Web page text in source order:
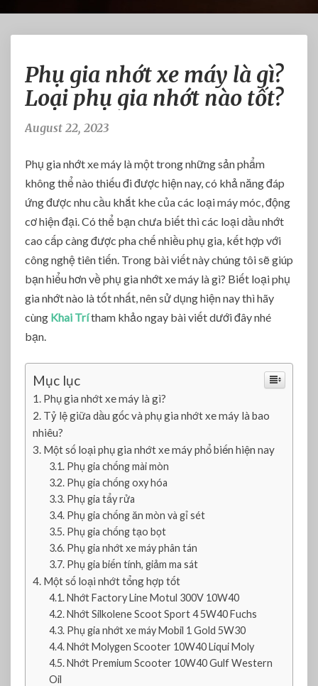
h
g
h
ớ
e
m
á
y
à
g
ạ
i
h
ụ
g
n
h
ớ
t
n
à
o
t
ố
t
Phụ gia nhớt xe máy là gì?
Loại phụ gia nhớt nào tốt?
August 22, 2023
Phụ gia nhớt xe máy là một trong những sản phẩm
không thể nào thiếu đi được hiện nay, có khả năng đáp
ứng được nhu cầu khắt khe của các loại máy móc, động
cơ hiện đại. Có thể bạn chưa biết thì các loại dầu nhớt
cao cấp càng được pha chế nhiều phụ gia, kết hợp với
công nghệ tiên tiến. Trong bài viết này chúng tôi sẽ giúp
bạn hiểu hơn về phụ gia nhớt xe máy là gì? Biết loại phụ
gia nhớt nào là tốt nhất, nên sử dụng hiện nay thì hãy
cùng Khai Trítham khảo ngay bài viết dưới đây nhé
bạn.
Mục lục
Phụ gia nhớt xe máy là gì?
Tỷ lệ giữa dầu gốc và phụ gia nhớt xe máy là bao
nhiêu?
Một số loại phụ gia nhớt xe máy phổ biến hiện nay
Phụ gia chống mài mòn
Phụ gia chống oxy hóa
Phụ gia tẩy rửa
Phụ gia chống ăn mòn và gỉ sét
Phụ gia chống tạo bọt
Phụ gia nhớt xe máy phân tán
Phụ gia biến tính, giảm ma sát
Một số loại nhớt tổng hợp tốt
Nhớt Factory Line Motul 300V 10W40
Nhớt Silkolene Scoot Sport 4 5W40 Fuchs
Phụ gia nhớt xe máy Mobil 1 Gold 5W30
Nhớt Molygen Scooter 10W40 Liqui Moly
Nhớt Premium Scooter 10W40 Gulf Western
Oil